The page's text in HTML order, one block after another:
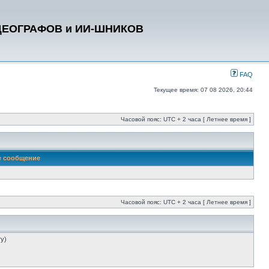
и ИИ-ШНИКОВ
FAQ
Текущее время: 07 08 2026, 20:44
Часовой пояс: UTC + 2 часа [ Летнее время ]
сообщение
Часовой пояс: UTC + 2 часа [ Летнее время ]